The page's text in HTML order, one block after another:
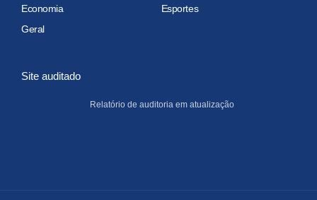
Economia
Esportes
Geral
Site auditado
Relatório de auditoria em atualização